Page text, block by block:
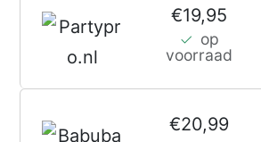
€19,95
op
voorraad
€20,99